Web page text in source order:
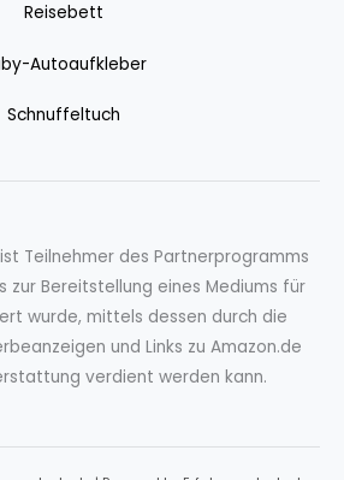
Reisebett
Autoaufkleber
Schnuffeltuch
Teilnehmer des Partnerprogramms
zur Bereitstellung eines Mediums für
wurde, mittels dessen durch die
und Links zu Amazon.de
verdient werden kann.